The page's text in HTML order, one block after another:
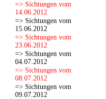
=> Sichtungen vom
14.06.2012
=> Sichtungen vom
15.06.2012
=> Sichtungen vom
23.06.2012
=> Sichtungen vom
04.07.2012
=> Sichtungen vom
08.07.2012
=> Sichtungen vom
09.07.2012